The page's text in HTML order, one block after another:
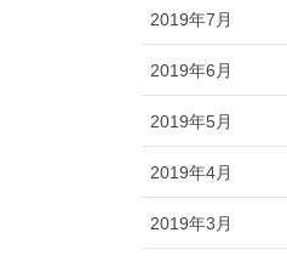
2019年7月
2019年6月
2019年5月
2019年4月
2019年3月